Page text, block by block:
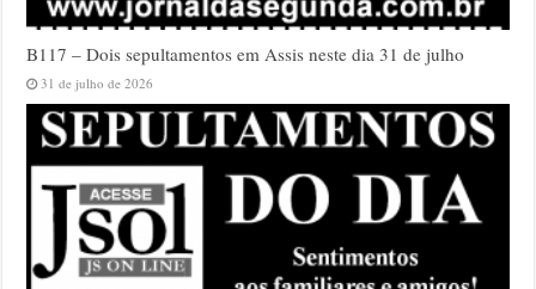
B117 – Dois sepultamentos em Assis neste dia 31 de julho
31 de julho de 2026